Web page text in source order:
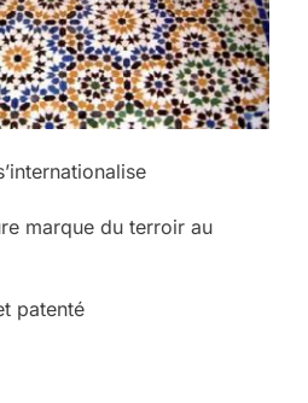
marque du terroir au
patenté